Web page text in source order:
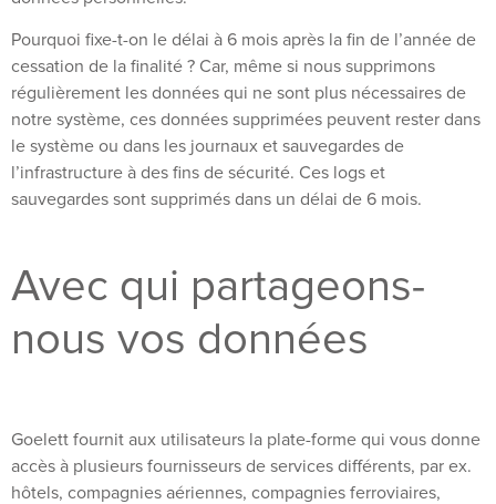
Pourquoi fixe-t-on le délai à 6 mois après la fin de l’année de
cessation de la finalité ? Car, même si nous supprimons
régulièrement les données qui ne sont plus nécessaires de
notre système, ces données supprimées peuvent rester dans
le système ou dans les journaux et sauvegardes de
l’infrastructure à des fins de sécurité. Ces logs et
sauvegardes sont supprimés dans un délai de 6 mois.
Avec qui partageons-
nous vos données
Goelett fournit aux utilisateurs la plate-forme qui vous donne
accès à plusieurs fournisseurs de services différents, par ex.
hôtels, compagnies aériennes, compagnies ferroviaires,